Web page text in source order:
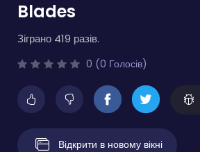
Blades
Зіграно 419 разів.
0 (0 Голосів)
Відкрити в новому вікні